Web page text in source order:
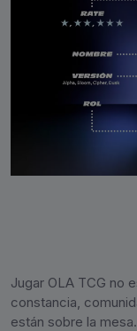
Jugar OLA TCG no
constancia,
están sobre la